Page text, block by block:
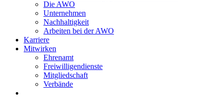
Die AWO
Unternehmen
Nachhaltigkeit
Arbeiten bei der AWO
Karriere
Mitwirken
Ehrenamt
Freiwilligendienste
Mitgliedschaft
Verbände